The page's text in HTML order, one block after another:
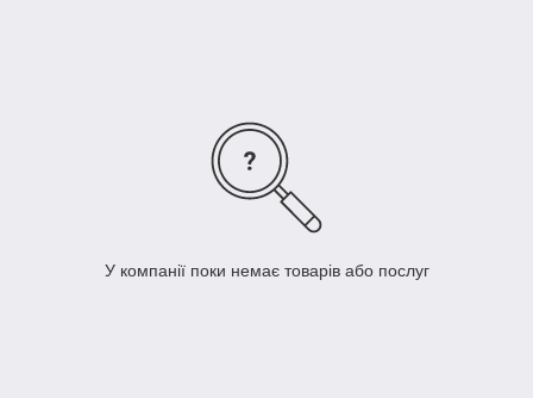
У компанії поки немає товарів або послуг